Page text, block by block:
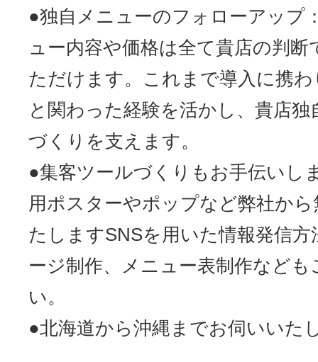
●独自メニューのフォローアップ
ュー内容や価格は全て貴店の判断
ただけます。これまで導入に携
と関わった経験を活かし、貴店独
づくりを支えます。
●集客ツールづくりもお手伝いし
用ポスターやポップなど弊社か
たしますSNSを用いた情報発信
ージ制作、メニュー表制作なども
い。
●北海道から沖縄までお伺いいた